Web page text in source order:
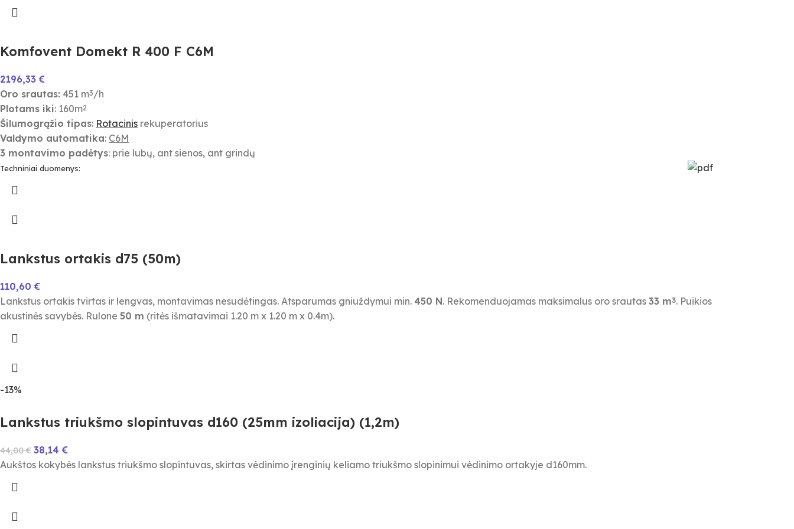
Komfovent Domekt R 400 F C6M
2196,33€
Oro srautas: 451 m3/h
Plotams iki: 160m2
Šilumogrąžio tipas: Rotacinis rekuperatorius
Valdymo automatika: C6M
3 montavimo padėtys: prie lubų, ant sienos, ant grindų
Techniniai duomenys:
Lankstus ortakis d75 (50m)
110,60€
Lankstus ortakis tvirtas ir lengvas, montavimas nesudėtingas. Atsparumas gniuždymui min. 450 N. Rekomenduojamas maksimalus oro srautas 33 m3. Puikios
akustinės savybės. Rulone 50 m (ritės išmatavimai 1.20 m x 1.20 m x 0.4m).
-13%
Lankstus triukšmo slopintuvas d160 (25mm izoliacija) (1,2m)
44,00€ 38,14€
Aukštos kokybės lankstus triukšmo slopintuvas, skirtas vėdinimo įrenginių keliamo triukšmo slopinimui vėdinimo ortakyje d160mm.